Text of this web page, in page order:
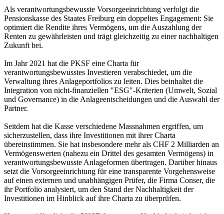
Als verantwortungsbewusste Vorsorgeeinrichtung verfolgt die
Pensionskasse des Staates Freiburg ein doppeltes Engagement: Sie
optimiert die Rendite ihres Vermögens, um die Auszahlung der
Renten zu gewährleisten und trägt gleichzeitig zu einer nachhaltigen
Zukunft bei.
Im Jahr 2021 hat die PKSF eine Charta für
verantwortungsbewusstes Investieren verabschiedet, um die
Verwaltung ihres Anlageportfolios zu leiten. Dies beinhaltet die
Integration von nicht-finanziellen "ESG"-Kriterien (Umwelt, Sozial
und Governance) in die Anlageentscheidungen und die Auswahl der
Partner.
Seitdem hat die Kasse verschiedene Massnahmen ergriffen, um
sicherzustellen, dass ihre Investitionen mit ihrer Charta
übereinstimmen. Sie hat insbesondere mehr als CHF 2 Milliarden an
Vermögenswerten (nahezu ein Drittel des gesamten Vermögens) in
verantwortungsbewusste Anlageformen übertragen. Darüber hinaus
setzt die Vorsorgeeinrichtung für eine transparente Vorgehensweise
auf einen externen und unabhängigen Prüfer, die Firma Conser, die
ihr Portfolio analysiert, um den Stand der Nachhaltigkeit der
Investitionen im Hinblick auf ihre Charta zu überprüfen.